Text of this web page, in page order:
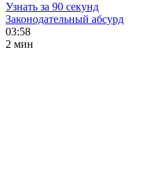
Узнать за 90 секунд
Законодательный абсурд
03:58
2 мин